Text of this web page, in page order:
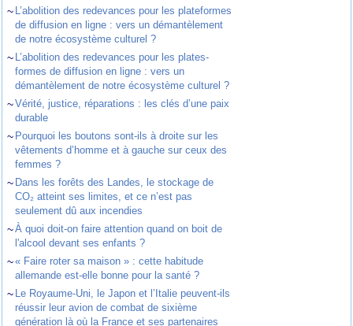
~ L’abolition des redevances pour les plateformes
de diffusion en ligne : vers un démantèlement
de notre écosystème culturel ?
~ L’abolition des redevances pour les plates-
formes de diffusion en ligne : vers un
démantèlement de notre écosystème culturel ?
~Vérité, justice, réparations : les clés d’une paix
durable
~ Pourquoi les boutons sont-ils à droite sur les
vêtements d’homme et à gauche sur ceux des
femmes ?
~ Dans les forêts des Landes, le stockage de
CO₂ atteint ses limites, et ce n’est pas
seulement dû aux incendies
~À quoi doit-on faire attention quand on boit de
l'alcool devant ses enfants ?
~« Faire roter sa maison » : cette habitude
allemande est-elle bonne pour la santé ?
~ Le Royaume-Uni, le Japon et l’Italie peuvent-ils
réussir leur avion de combat de sixième
génération là où la France et ses partenaires